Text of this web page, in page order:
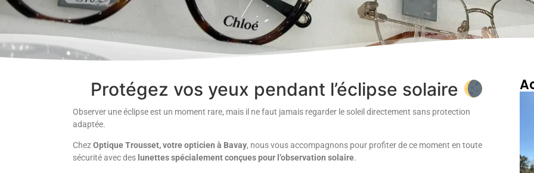
Protégez vos yeux pendant l’éclipse solaire
Observer une éclipse est un moment rare, mais il ne faut jamais regarder le soleil directement sans protection
adaptée.
ChezOptique Trousset, votre opticien à Bavay, nous vous accompagnons pour profiter de ce moment en toute
sécurité avec des lunettes spécialement conçues pour l’observation solaire.